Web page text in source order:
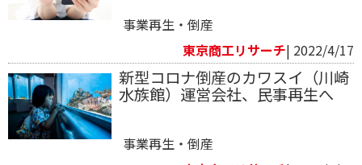
事業再生・倒産
東京商工リサーチ| 2022/4/17
新型コロナ倒産のカワスイ（川崎
水族館）運営会社、民事再生へ
事業再生・倒産